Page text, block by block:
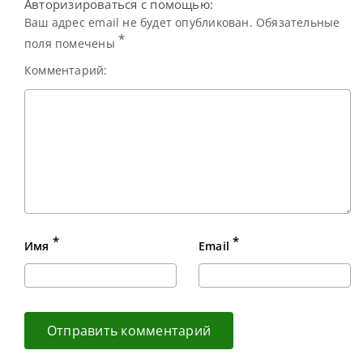
Кайреном Уилсоном
и одержал
уверенную
Авторизироваться с помощью:
Ваш адрес email не будет опубликован. Обязательные
поля помечены *
Комментарий:
Имя * Email *